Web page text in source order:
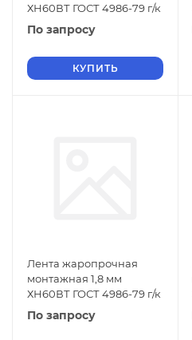
ХН60ВТ ГОСТ 4986-79 г/к
По запросу
КУПИТЬ
Лента жаропрочная
монтажная 1,8 мм
ХН60ВТ ГОСТ 4986-79 г/к
По запросу